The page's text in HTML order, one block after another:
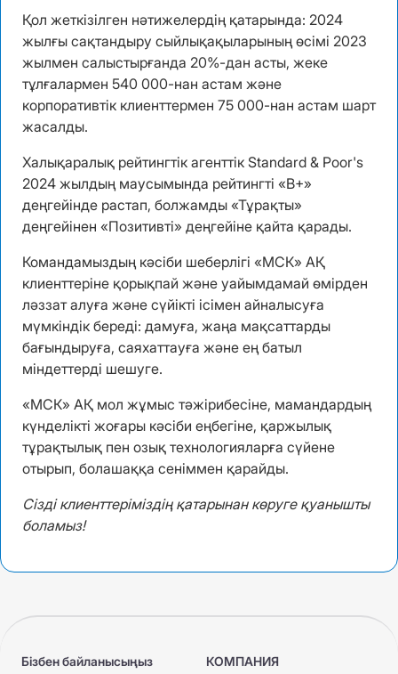
Қол жеткізілген нәтижелердің қатарында: 2024
жылғы сақтандыру сыйлықақыларының өсімі 2023
жылмен салыстырғанда 20%-дан асты, жеке
тұлғалармен 540 000-нан астам және
корпоративтік клиенттермен 75 000-нан астам шарт
жасалды.
Халықаралық рейтингтік агенттік Standard & Poor's
2024 жылдың маусымында рейтингті «B+»
деңгейінде растап, болжамды «Тұрақты»
деңгейінен «Позитивті» деңгейіне қайта қарады.
Командамыздың кәсіби шеберлігі «МСК» АҚ
клиенттеріне қорықпай және уайымдамай өмірден
ләззат алуға және сүйікті ісімен айналысуға
мүмкіндік береді: дамуға, жаңа мақсаттарды
бағындыруға, саяхаттауға және ең батыл
міндеттерді шешуге.
«МСК» АҚ мол жұмыс тәжірибесіне, мамандардың
күнделікті жоғары кәсіби еңбегіне, қаржылық
тұрақтылық пен озық технологияларға сүйене
отырып, болашаққа сеніммен қарайды.
Сізді клиенттеріміздің қатарынан көруге қуанышты
боламыз!
Бізбен байланысыңыз КОМПАНИЯ